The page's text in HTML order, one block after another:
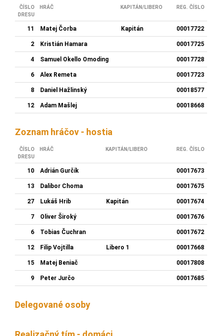
ČÍSLO
DRESU
HRÁČ KAPITÁN/LIBERO REG. ČÍSLO
11 Matej Čorba Kapitán 00017722
2 Kristián Hamara 00017725
4 Samuel Okello Omoding 00017728
6 Alex Remeta 00017723
8 Daniel Hažlinský 00018577
12 Adam Mašlej 00018668
Zoznam hráčov - hostia
ČÍSLO
DRESU
HRÁČ KAPITÁN/LIBERO REG. ČÍSLO
10 Adrián Gurčík 00017673
13 Dalibor Choma 00017675
27 Lukáš Hrib Kapitán 00017674
7 Oliver Široký 00017676
6 Tobias Čuchran 00017672
12 Filip Vojtilla Libero 1 00017668
15 Matej Beniač 00017808
9 Peter Jurčo 00017685
Delegované osoby